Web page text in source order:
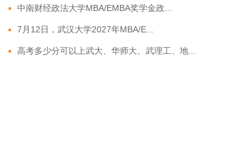
中南财经政法大学MBA/EMBA奖学金政...
7月12日，武汉大学2027年MBA/E...
高考多少分可以上武大、华师大、武理工、地...